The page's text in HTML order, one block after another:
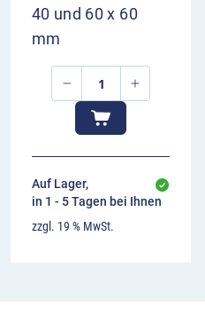
40 und 60 x 60
mm
Auf Lager,
in 1 - 5 Tagen bei Ihnen
zzgl. 19 % MwSt.